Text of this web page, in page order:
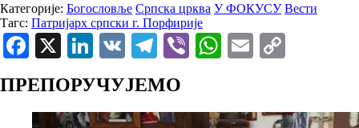
Категорије: Богословље Српска црква У ФОКУСУ Вести
Тагс: Патријарх српски г. Порфирије
Facebook
X LinkedIn
VK Telegram
ViberWhatsApp
Email
ПРЕПОРУЧУЈЕМО